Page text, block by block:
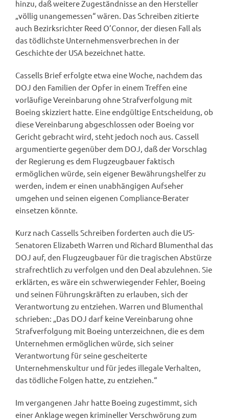
hinzu, daß weitere Zugeständnisse an den Hersteller
„völlig unangemessen“ wären. Das Schreiben zitierte
auch Bezirksrichter Reed O’Connor, der diesen Fall als
das tödlichste Unternehmensverbrechen in der
Geschichte der USA bezeichnet hatte.
Cassells Brief erfolgte etwa eine Woche, nachdem das
DOJ den Familien der Opfer in einem Treffen eine
vorläufige Vereinbarung ohne Strafverfolgung mit
Boeing skizziert hatte. Eine endgültige Entscheidung, ob
diese Vereinbarung abgeschlossen oder Boeing vor
Gericht gebracht wird, steht jedoch noch aus. Cassell
argumentierte gegenüber dem DOJ, daß der Vorschlag
der Regierung es dem Flugzeugbauer faktisch
ermöglichen würde, sein eigener Bewährungshelfer zu
werden, indem er einen unabhängigen Aufseher
umgehen und seinen eigenen Compliance-Berater
einsetzen könnte.
Kurz nach Cassells Schreiben forderten auch die US-
Senatoren Elizabeth Warren und Richard Blumenthal das
DOJ auf, den Flugzeugbauer für die tragischen Abstürze
strafrechtlich zu verfolgen und den Deal abzulehnen. Sie
erklärten, es wäre ein schwerwiegender Fehler, Boeing
und seinen Führungskräften zu erlauben, sich der
Verantwortung zu entziehen. Warren und Blumenthal
schrieben: „Das DOJ darf keine Vereinbarung ohne
Strafverfolgung mit Boeing unterzeichnen, die es dem
Unternehmen ermöglichen würde, sich seiner
Verantwortung für seine gescheiterte
Unternehmenskultur und für jedes illegale Verhalten,
das tödliche Folgen hatte, zu entziehen.“
Im vergangenen Jahr hatte Boeing zugestimmt, sich
einer Anklage wegen krimineller Verschwörung zum